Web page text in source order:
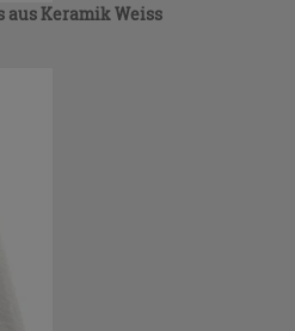
aus Keramik Weiss